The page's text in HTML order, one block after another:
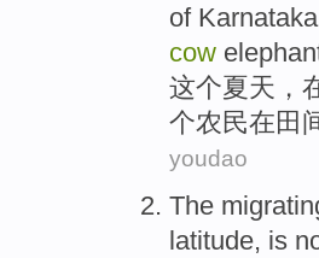
of Karnataka
cow
这个夏天 ，
个农民在田
youdao
The
latitude, is